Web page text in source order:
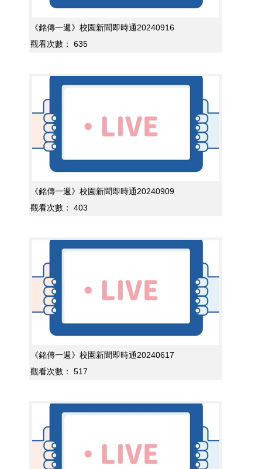
《銘傳一週》校園新聞即時通20240916
觀看次數：
635
《銘傳一週》校園新聞即時通20240909
觀看次數：
403
《銘傳一週》校園新聞即時通20240617
觀看次數：
517